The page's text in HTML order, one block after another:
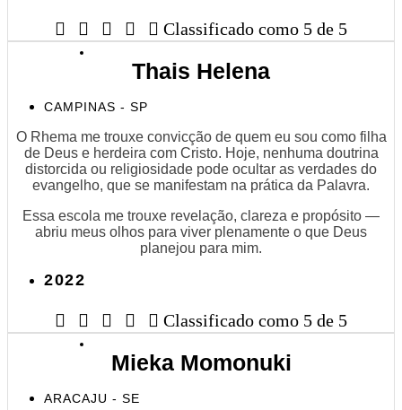
     Classificado como 5 de 5
Thais Helena
CAMPINAS - SP
O Rhema me trouxe convicção de quem eu sou como filha
de Deus e herdeira com Cristo. Hoje, nenhuma doutrina
distorcida ou religiosidade pode ocultar as verdades do
evangelho, que se manifestam na prática da Palavra.
Essa escola me trouxe revelação, clareza e propósito —
abriu meus olhos para viver plenamente o que Deus
planejou para mim.
2022
     Classificado como 5 de 5
Mieka Momonuki
ARACAJU - SE